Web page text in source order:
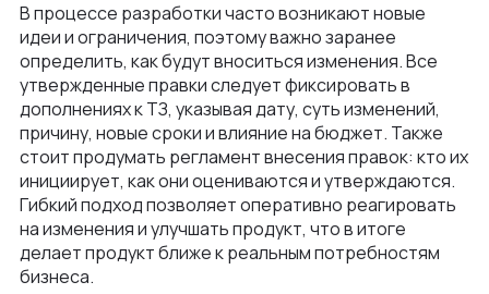
В процессе разработки часто возникают новые
идеи и ограничения, поэтому важно заранее
определить, как будут вноситься изменения. Все
утвержденные правки следует фиксировать в
дополнениях к ТЗ, указывая дату, суть изменений,
причину, новые сроки и влияние на бюджет. Также
стоит продумать регламент внесения правок: кто их
инициирует, как они оцениваются и утверждаются.
Гибкий подход позволяет оперативно реагировать
на изменения и улучшать продукт, что в итоге
делает продукт ближе к реальным потребностям
бизнеса.